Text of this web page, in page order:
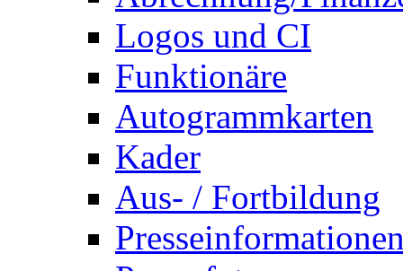
Logos und CI
Funktionäre
Autogrammkarten
Kader
Aus- / Fortbildung